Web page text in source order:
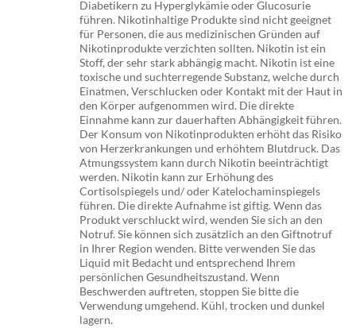
Diabetikern zu Hyperglykämie oder Glucosurie
führen. Nikotinhaltige Produkte sind nicht geeignet
für Personen, die aus medizinischen Gründen auf
Nikotinprodukte verzichten sollten. Nikotin ist ein
Stoff, der sehr stark abhängig macht. Nikotin ist eine
toxische und suchterregende Substanz, welche durch
Einatmen, Verschlucken oder Kontakt mit der Haut in
den Körper aufgenommen wird. Die direkte
Einnahme kann zur dauerhaften Abhängigkeit führen.
Der Konsum von Nikotinprodukten erhöht das Risiko
von Herzerkrankungen und erhöhtem Blutdruck. Das
Atmungssystem kann durch Nikotin beeinträchtigt
werden. Nikotin kann zur Erhöhung des
Cortisolspiegels und/ oder Katelochaminspiegels
führen. Die direkte Aufnahme ist giftig. Wenn das
Produkt verschluckt wird, wenden Sie sich an den
Notruf. Sie können sich zusätzlich an den Giftnotruf
in Ihrer Region wenden. Bitte verwenden Sie das
Liquid mit Bedacht und entsprechend Ihrem
persönlichen Gesundheitszustand. Wenn
Beschwerden auftreten, stoppen Sie bitte die
Verwendung umgehend. Kühl, trocken und dunkel
lagern.